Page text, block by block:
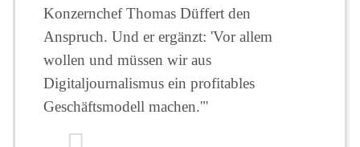
Konzernchef Thomas Düffert den
Anspruch. Und er ergänzt: 'Vor allem
wollen und müssen wir aus
Digitaljournalismus ein profitables
Geschäftsmodell machen.'"